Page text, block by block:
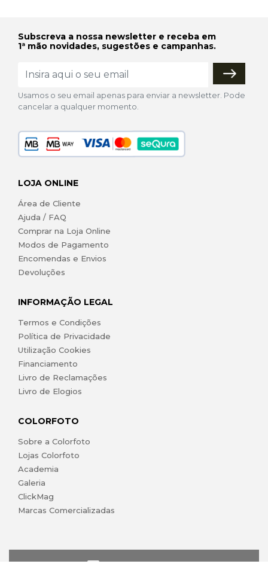
Subscreva a nossa newsletter e receba em
1ª mão novidades, sugestões e campanhas.
Usamos o seu email apenas para enviar a newsletter. Pode
cancelar a qualquer momento.
LOJA ONLINE
Área de Cliente
Ajuda / FAQ
Comprar na Loja Online
Modos de Pagamento
Encomendas e Envios
Devoluções
INFORMAÇÃO LEGAL
Termos e Condições
Política de Privacidade
Utilização Cookies
Financiamento
Livro de Reclamações
Livro de Elogios
COLORFOTO
Sobre a Colorfoto
Lojas Colorfoto
Academia
Galeria
ClickMag
Marcas Comercializadas